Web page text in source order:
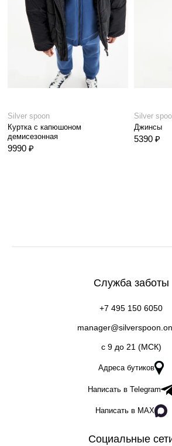
Silver spoon
Куртка с капюшоном
демисезонная
9990 ₽
Silver
Джинсы
5390 ₽
Служба заботы
+7 495 150 6050
c 9 до 21 (МСК)
Адреса бутиков
Написать в Telegram
Написать в MAX
Социальные